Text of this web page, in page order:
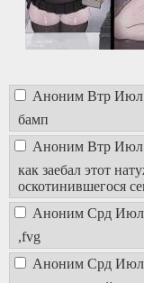
Аноним Втр Июл
бамп
Аноним Втр Июл
как заебал этот
оскотинившегося
Аноним Срд Июл
,fvg
Аноним Срд Июл